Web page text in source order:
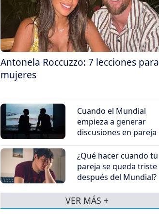
Antonela Roccuzzo: 7 lecciones para
mujeres
Cuando el Mundial
empieza a generar
discusiones en pareja
¿Qué hacer cuando tu
pareja se queda triste
después del Mundial?
VER MÁS +